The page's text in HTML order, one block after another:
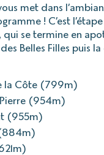
met dans
! C’est
qui se termine en
Belles Filles puis
la Côte (799m)
(954m)
(955m)